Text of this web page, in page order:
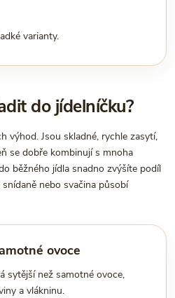
varianty.
do jídelníčku?
výhod. Jsou skladné, rychle zasytí,
se dobře kombinují s mnoha
běžného jídla snadno zvýšíte podíl
nebo svačina působí
ovoce
sytější než samotné ovoce,
a vlákninu.